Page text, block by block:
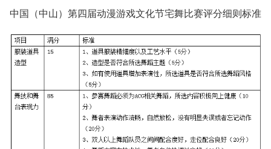
中国（中山）第四届动漫游戏文化节宅舞比赛评分细则标准